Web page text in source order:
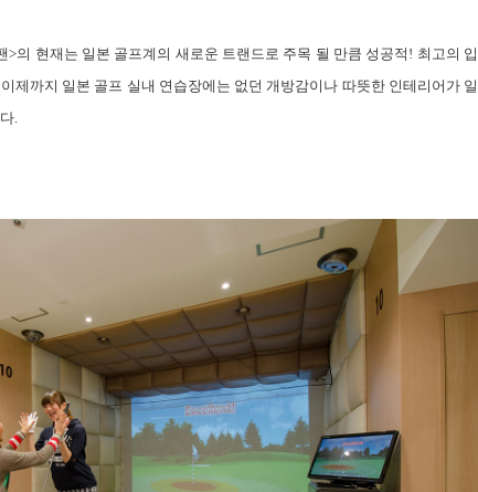
>의 현재는 일본 골프계의 새로운 트랜드로 주목 될 만큼 성공적 ! 최고의 입
이제까지 일본 골프 실내 연습장에는 없던 개방감이나 따뜻한 인테리어가 일
.